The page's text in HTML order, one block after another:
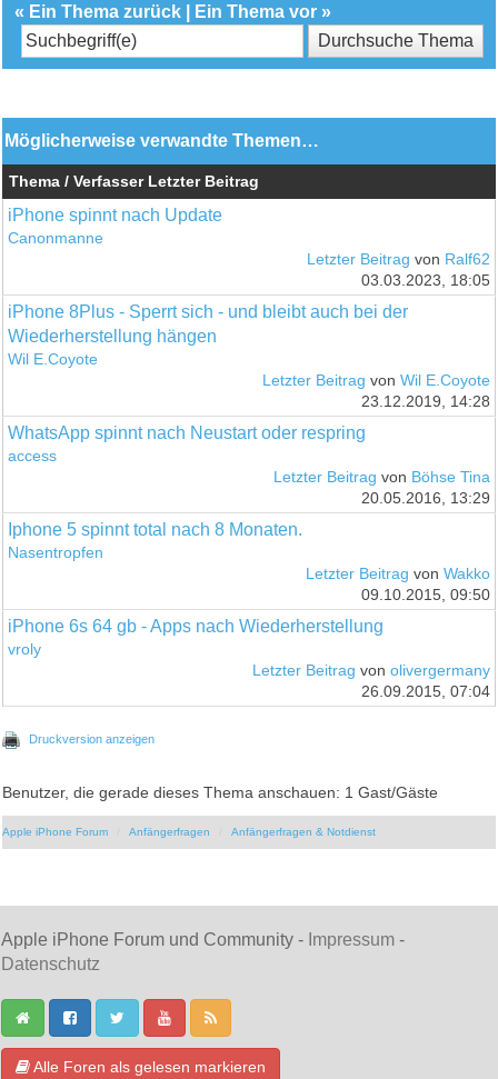
« Ein Thema zurück Ein Thema vor »
Möglicherweise verwandte Themen…
Thema / Verfasser Letzter Beitrag
iPhone spinnt nach Update
Canonmanne
Letzter Beitrag von Ralf62
03.03.2023, 18:05
iPhone 8Plus - Sperrt sich - und bleibt auch bei der
Wiederherstellung hängen
Wil E.Coyote
Letzter Beitrag von Wil E.Coyote
23.12.2019, 14:28
WhatsApp spinnt nach Neustart oder respring
access
Letzter Beitrag von Böhse Tina
20.05.2016, 13:29
Iphone 5 spinnt total nach 8 Monaten.
Nasentropfen
Letzter Beitrag von Wakko
09.10.2015, 09:50
iPhone 6s 64 gb - Apps nach Wiederherstellung
vroly
Letzter Beitrag von olivergermany
26.09.2015, 07:04
Druckversion anzeigen
Benutzer, die gerade dieses Thema anschauen: 1 Gast/Gäste
Apple iPhone Forum Anfängerfragen Anfängerfragen & Notdienst
Apple iPhone Forum und Community - Impressum -
Datenschutz
Alle Foren als gelesen markieren